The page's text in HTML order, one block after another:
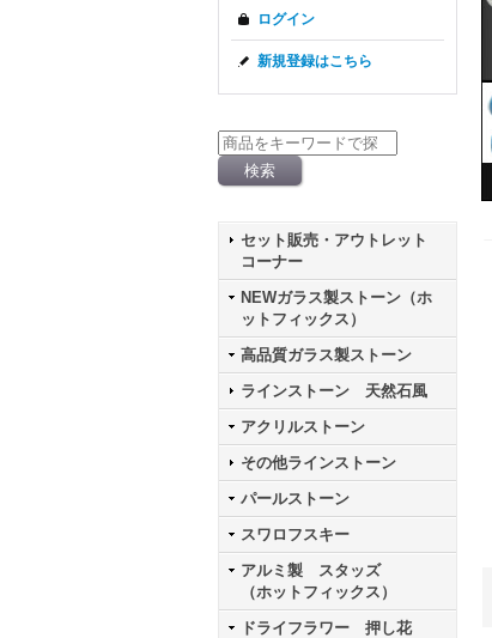
ログイン
新規登録はこちら
セット販売・アウトレット
コーナー
NEWガラス製ストーン（ホ
ットフィックス）
高品質ガラス製ストーン
ラインストーン 天然石風
アクリルストーン
その他ラインストーン
パールストーン
スワロフスキー
アルミ製 スタッズ
（ホットフィックス）
ドライフラワー 押し花